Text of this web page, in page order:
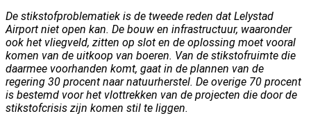
De stikstofproblematiek is de tweede reden dat Lelystad
Airport niet open kan. De bouw en infrastructuur, waaronder
ook het vliegveld, zitten op slot en de oplossing moet vooral
komen van de uitkoop van boeren. Van de stikstofruimte die
daarmee voorhanden komt, gaat in de plannen van de
regering 30 procent naar natuurherstel. De overige 70 procent
is bestemd voor het vlottrekken van de projecten die door de
stikstofcrisis zijn komen stil te liggen.